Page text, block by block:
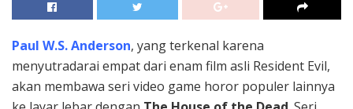
Paul W.S. Anderson, yang terkenal karena
menyutradarai empat dari enam film asli Resident Evil,
akan membawa seri video game horor populer lainnya